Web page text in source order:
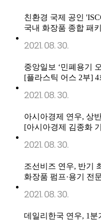
친환경 국제 공인
국내 화장품 종합 패
2021. 08. 30.
중앙일보 ‘민폐용기
[플라스틱 어스 2부]
2021. 08. 30.
아시아경제 연우, 상
[아시아경제 김종화
2021. 08. 30.
조선비즈 연우, 반기
화장품 펌프·용기 전
2021. 08. 30.
데일리한국 연우, 1